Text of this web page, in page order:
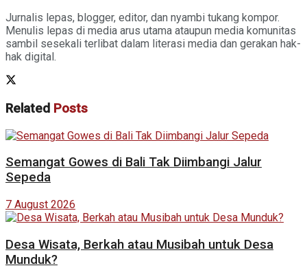
Jurnalis lepas, blogger, editor, dan nyambi tukang kompor.
Menulis lepas di media arus utama ataupun media komunitas
sambil sesekali terlibat dalam literasi media dan gerakan hak-
hak digital.
Related Posts
Semangat Gowes di Bali Tak Diimbangi Jalur
Sepeda
7 August 2026
Desa Wisata, Berkah atau Musibah untuk Desa
Munduk?